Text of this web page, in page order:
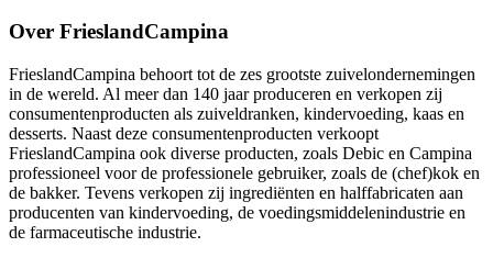
Over FrieslandCampina
FrieslandCampina behoort tot de zes grootste zuivelondernemingen
in de wereld. Al meer dan 140 jaar produceren en verkopen zij
consumentenproducten als zuiveldranken, kindervoeding, kaas en
desserts. Naast deze consumentenproducten verkoopt
FrieslandCampina ook diverse producten, zoals Debic en Campina
professioneel voor de professionele gebruiker, zoals de (chef)kok en
de bakker. Tevens verkopen zij ingrediënten en halffabricaten aan
producenten van kindervoeding, de voedingsmiddelenindustrie en
de farmaceutische industrie.